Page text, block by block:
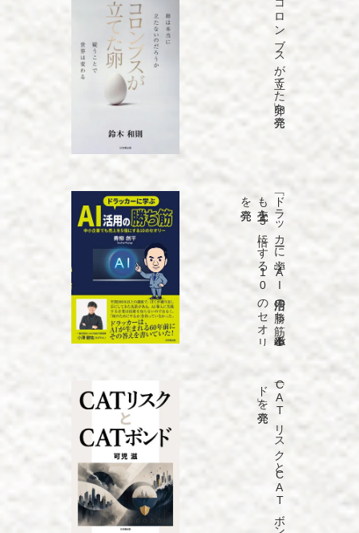
「コロンブスが立てた卵」を発売
「ド
ラ
ッ
カ
ーに
学ぶ
A
I
活用の
勝ち
筋
中小企業で
も
売上を
5
倍に
す
る
1
0
の
セ
オ
リ
ー」
を
発売
「C
A
T
リ
ス
ク
と
C
A
T
ボ
ン
ド
」を
発売